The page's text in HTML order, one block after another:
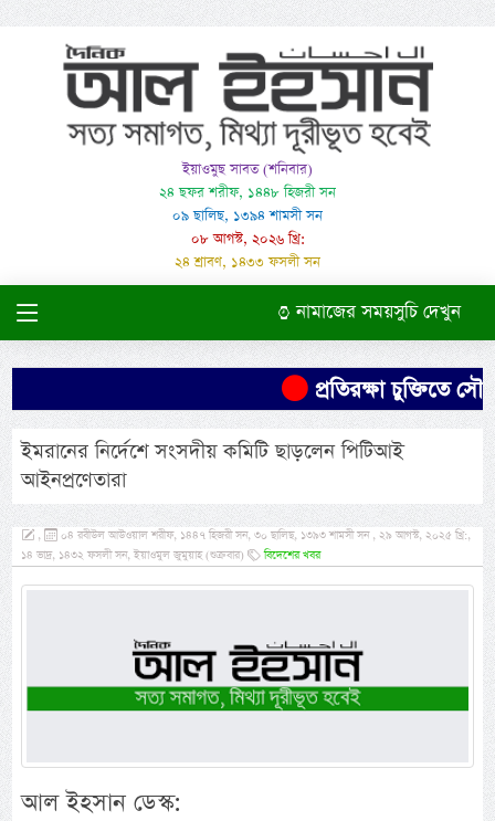
ইয়াওমুছ সাবত (শনিবার)
২৪ ছফর শরীফ, ১৪৪৮ হিজরী সন
০৯ ছালিছ, ১৩৯৪ শামসী সন
০৮ আগস্ট, ২০২৬ খ্রি:
২৪ শ্রাবণ, ১৪৩৩ ফসলী সন
নামাজের সময়সুচি দেখুন
প্রতিরক্ষা চুক্তিতে
ইমরানের নির্দেশে সংসদীয় কমিটি ছাড়লেন পিটিআই
আইনপ্রণেতারা
,
০৪ রবীউল আউওয়াল শরীফ, ১৪৪৭ হিজরী সন, ৩০ ছালিছ, ১৩৯৩ শামসী সন , ২৯ আগস্ট, ২০২৫ খ্রি:,
১৪ ভাদ্র, ১৪৩২ ফসলী সন, ইয়াওমুল জুমুয়াহ (শুক্রবার)
বিদেশের খবর
আল ইহসান ডেস্ক: